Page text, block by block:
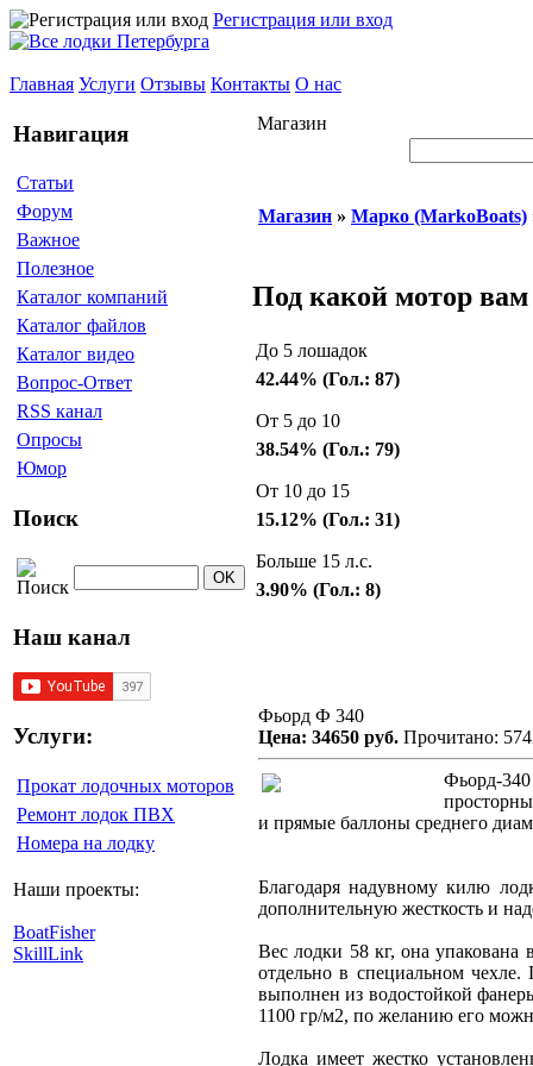
Регистрация или вход
Главная Услуги Отзывы Контакты О нас
Навигация
Статьи
Форум
Важное
Полезное
Каталог компаний
Каталог файлов
Каталог видео
Вопрос-Ответ
RSS канал
Опросы
Юмор
Поиск
Наш канал
Услуги:
Прокат лодочных моторов
Ремонт лодок ПВХ
Номера на лодку
Наши проекты:
BoatFisher
SkillLink
Магазин
Магазин » Марко (MarkoBoats)
Под какой мотор
До 5 лошадок
42.44% (Гол.: 87)
От 5 до 10
38.54% (Гол.: 79)
От 10 до 15
15.12% (Гол.: 31)
Больше 15 л.с.
3.90% (Гол.: 8)
Фьорд Ф 340
Цена: 34650 руб. Прочитано:
Фьорд-
и прямые баллоны среднего
Благодаря надувному килю
дополнительную жесткость и
Вес лодки 58 кг, она упакована
отдельно в специальном чехле.
выполнен из водостойкой
1100 гр/м2, по желанию его
Лодка имеет жестко